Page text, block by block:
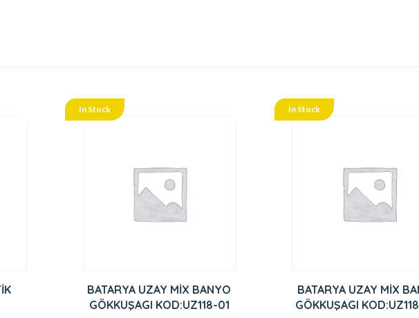
In Stock
BATARYA UZAY MİX BANYO
GÖKKUŞAGI KOD:UZ118-01
In Stock
BATARYA UZAY MİX
GÖKKUŞAGI